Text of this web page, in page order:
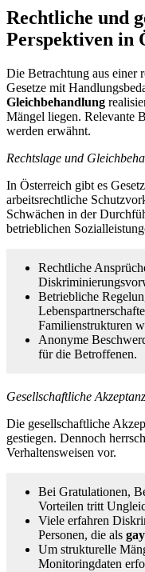
Rechtliche und
Perspektiven in
Die Betrachtung aus einer
Gesetze mit
Gleichbehandlung
Mängel liegen. Relevante
werden erwähnt.
Rechtslage und
In Österreich gibt es
arbeitsrechtliche
Schwächen in der
betrieblichen
Rechtliche
Betriebliche
Familienstrukturen
Anonyme
für die Betroffenen.
Gesellschaftliche
Die gesellschaftliche
gestiegen. Dennoch
Verhaltensweisen vor.
Bei Gratulationen,
Vorteilen tritt
Viele erfahren
Personen, die als
Um strukturelle
Monitoringdaten